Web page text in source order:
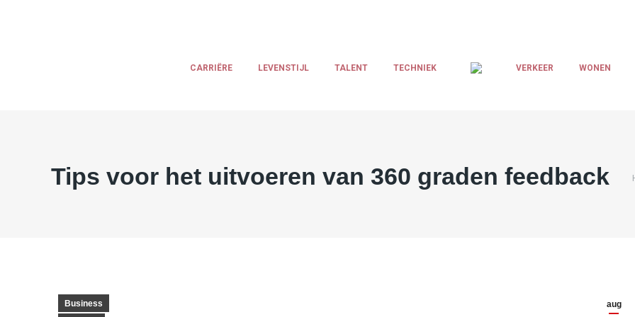
CARRIËRE LEVENSTIJL TALENT TECHNIEK VERKEER WONEN
Tips voor het uitvoeren van 360 graden feedback
aug
Business